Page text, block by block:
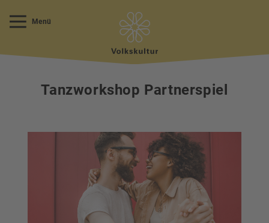
Menü
Tanzworkshop Partnerspiel